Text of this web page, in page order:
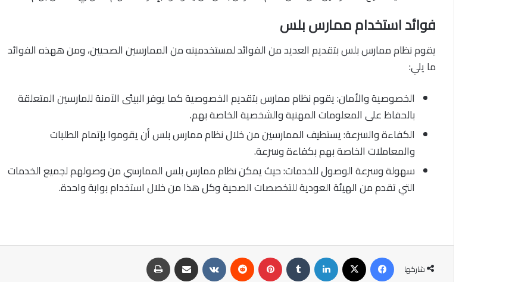
فوائد استخدام ممارس بلس
يقوم نظام ممارس بلس بتقديم العديد من الفوائد لمستخدمينه من الممارسين الصحيين، ومن ههذه الفوائد
ما يلي:
الخصوصية والأمان: يقوم نظام ممارس بتقديم الخصوصية كما يوفر البيئى الآمنة للمارسين المتعلقة
بالحفاظ على المعلومات المهنية والشخصية الخاصة بهم.
الكفاءة والسرعة: يستطيف الممارسين من خلال نظام ممارس بلس أن يقوموا بإتمام الطلبات
والمعاملات الخاصة بهم بكفاءة وسرعة.
سهولة وسرعة الوصول للخدمات: حيث يمكن نظام ممارس بلس الممارسي من وصولهم لجميع الخدمات
التي تقدم من الهيئة العودية للتخصصات الصحية وكل هذا من خلال استخدام بوابة واحدة.
شاركها